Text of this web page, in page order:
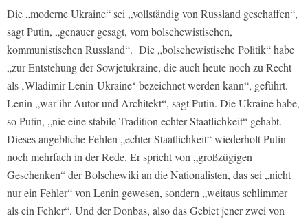
Die „moderne Ukraine“ sei „vollständig von Russland geschaffen“,
sagt Putin, „genauer gesagt, vom bolschewistischen,
kommunistischen Russland“. Die „bolschewistische Politik“ habe
„zur Entstehung der Sowjetukraine, die auch heute noch zu Recht
als ‚Wladimir-Lenin-Ukraine‘ bezeichnet werden kann“, geführt.
Lenin „war ihr Autor und Architekt“, sagt Putin. Die Ukraine habe,
so Putin, „nie eine stabile Tradition echter Staatlichkeit“ gehabt.
Dieses angebliche Fehlen „echter Staatlichkeit“ wiederholt Putin
noch mehrfach in der Rede. Er spricht von „großzügigen
Geschenken“ der Bolschewiki an die Nationalisten, das sei „nicht
nur ein Fehler“ von Lenin gewesen, sondern „weitaus schlimmer
als ein Fehler“. Und der Donbas, also das Gebiet jener zwei von